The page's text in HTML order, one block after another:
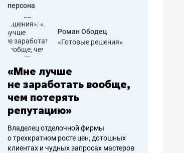
персона
Роман Ободец
«Готовые решения»
«Мне лучше
не заработать вообще,
чем потерять
репутацию»
Владелец отделочной фирмы
о трехкратном росте цен, дотошных
клиентах и чудных запросах мастеров